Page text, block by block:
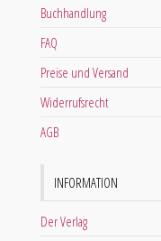
Buchhandlung
FAQ
Preise und Versand
Widerrufsrecht
AGB
INFORMATION
Der Verlag